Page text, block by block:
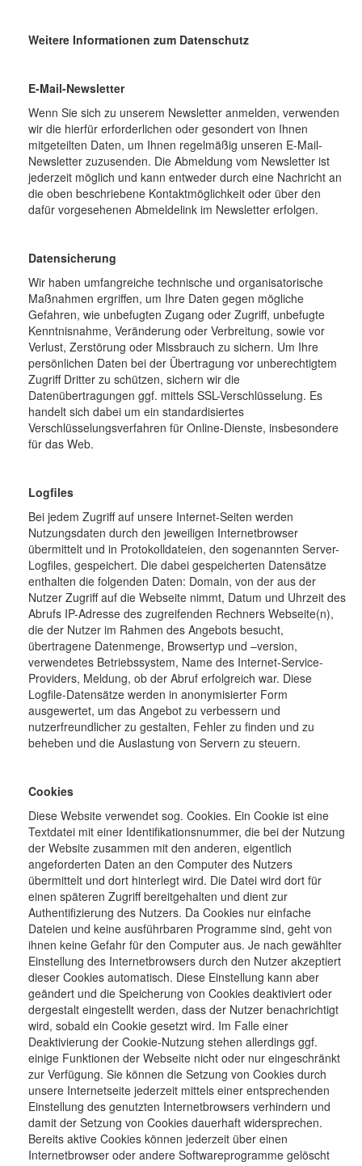
Weitere Informationen zum Datenschutz
E-Mail-Newsletter
Wenn Sie sich zu unserem Newsletter anmelden, verwenden
wir die hierfür erforderlichen oder gesondert von Ihnen
mitgeteilten Daten, um Ihnen regelmäßig unseren E-Mail-
Newsletter zuzusenden. Die Abmeldung vom Newsletter ist
jederzeit möglich und kann entweder durch eine Nachricht an
die oben beschriebene Kontaktmöglichkeit oder über den
dafür vorgesehenen Abmeldelink im Newsletter erfolgen.
Datensicherung
Wir haben umfangreiche technische und organisatorische
Maßnahmen ergriffen, um Ihre Daten gegen mögliche
Gefahren, wie unbefugten Zugang oder Zugriff, unbefugte
Kenntnisnahme, Veränderung oder Verbreitung, sowie vor
Verlust, Zerstörung oder Missbrauch zu sichern. Um Ihre
persönlichen Daten bei der Übertragung vor unberechtigtem
Zugriff Dritter zu schützen, sichern wir die
Datenübertragungen ggf. mittels SSL-Verschlüsselung. Es
handelt sich dabei um ein standardisiertes
Verschlüsselungsverfahren für Online-Dienste, insbesondere
für das Web.
Logfiles
Bei jedem Zugriff auf unsere Internet-Seiten werden
Nutzungsdaten durch den jeweiligen Internetbrowser
übermittelt und in Protokolldateien, den sogenannten Server-
Logfiles, gespeichert. Die dabei gespeicherten Datensätze
enthalten die folgenden Daten: Domain, von der aus der
Nutzer Zugriff auf die Webseite nimmt, Datum und Uhrzeit des
Abrufs IP-Adresse des zugreifenden Rechners Webseite(n),
die der Nutzer im Rahmen des Angebots besucht,
übertragene Datenmenge, Browsertyp und –version,
verwendetes Betriebssystem, Name des Internet-Service-
Providers, Meldung, ob der Abruf erfolgreich war. Diese
Logfile-Datensätze werden in anonymisierter Form
ausgewertet, um das Angebot zu verbessern und
nutzerfreundlicher zu gestalten, Fehler zu finden und zu
beheben und die Auslastung von Servern zu steuern.
Cookies
Diese Website verwendet sog. Cookies. Ein Cookie ist eine
Textdatei mit einer Identifikationsnummer, die bei der Nutzung
der Website zusammen mit den anderen, eigentlich
angeforderten Daten an den Computer des Nutzers
übermittelt und dort hinterlegt wird. Die Datei wird dort für
einen späteren Zugriff bereitgehalten und dient zur
Authentifizierung des Nutzers. Da Cookies nur einfache
Dateien und keine ausführbaren Programme sind, geht von
ihnen keine Gefahr für den Computer aus. Je nach gewählter
Einstellung des Internetbrowsers durch den Nutzer akzeptiert
dieser Cookies automatisch. Diese Einstellung kann aber
geändert und die Speicherung von Cookies deaktiviert oder
dergestalt eingestellt werden, dass der Nutzer benachrichtigt
wird, sobald ein Cookie gesetzt wird. Im Falle einer
Deaktivierung der Cookie-Nutzung stehen allerdings ggf.
einige Funktionen der Webseite nicht oder nur eingeschränkt
zur Verfügung. Sie können die Setzung von Cookies durch
unsere Internetseite jederzeit mittels einer entsprechenden
Einstellung des genutzten Internetbrowsers verhindern und
damit der Setzung von Cookies dauerhaft widersprechen.
Bereits aktive Cookies können jederzeit über einen
Internetbrowser oder andere Softwareprogramme gelöscht